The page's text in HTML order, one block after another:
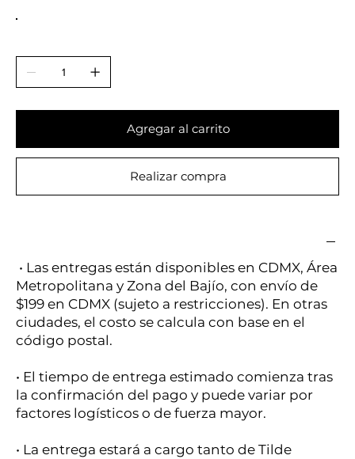
Agregar al carrito
Realizar compra
• Las entregas están disponibles en CDMX, Área
Metropolitana y Zona del Bajío, con envío de
$199 en CDMX (sujeto a restricciones). En otras
ciudades, el costo se calcula con base en el
código postal.
• El tiempo de entrega estimado comienza tras
la confirmación del pago y puede variar por
factores logísticos o de fuerza mayor.
• La entrega estará a cargo tanto de Tilde